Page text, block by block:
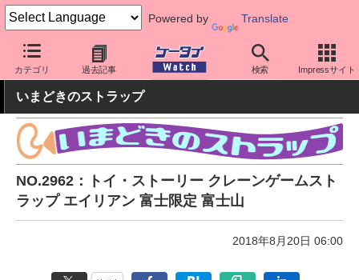
Powered by Translate
カテゴリ 過去記事 検索 Impressサイト
ケータイ Watch 周辺機器/アクセサリー その他
いまどきのストラップ
NO.2962：トイ・ストーリー クレーンゲームスト
ラップ エイリアン 富士限定 富士山
2018年8月20日 06:00